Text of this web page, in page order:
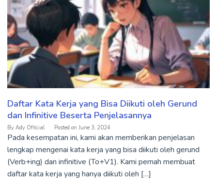
Daftar Kata Kerja yang Bisa Diikuti oleh Gerund
dan Infinitive Beserta Penjelasannya
By Ady Official Posted on June 3, 2024
Pada kesempatan ini, kami akan memberikan penjelasan
lengkap mengenai kata kerja yang bisa diikuti oleh gerund
(Verb+ing) dan infinitive (To+V1). Kami pernah membuat
daftar kata kerja yang hanya diikuti oleh […]